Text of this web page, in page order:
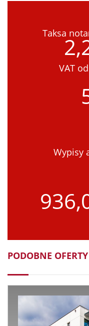
Taksa
VAT
Wypisy
PODOBNE OFERTY